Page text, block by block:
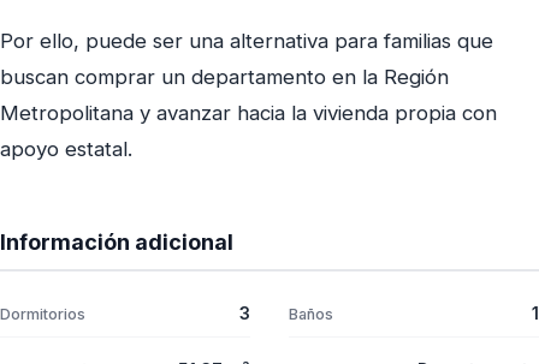
Por ello, puede ser una alternativa para familias que
buscan comprar un departamento en la Región
Metropolitana y avanzar hacia la vivienda propia con
apoyo estatal.
Información adicional
Dormitorios 3 Baños 1